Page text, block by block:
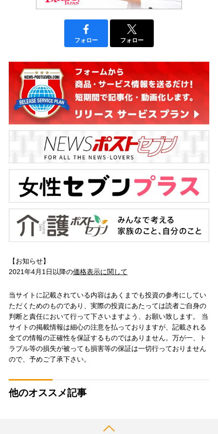
フォロー フォロー
【お知らせ】
2021年4月1日以降の価格表示に関して
当サイトに記載されている内容はあくまでも投資の参考にしてい
ただくためのものであり、実際の投資にあたっては読者ご自身の
判断と責任において行って下さいますよう、お願い致します。 当
サイトの掲載情報は細心の注意を払っておりますが、記載される
全ての情報の正確性を保証するものではありません。万が一、ト
ラブル等の損失が被っても損害等の保証は一切行っておりません
ので、予めご了承下さい。
他のオススメ記事